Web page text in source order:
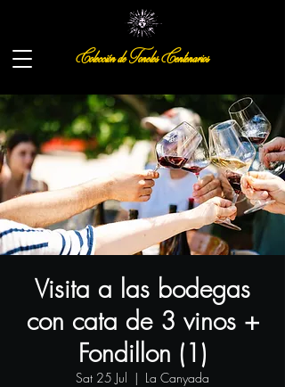
Colección de Toneles Centenarios
Visita a las bodegas
con cata de 3 vinos +
Fondillon (1)
Sat 25 Jul
  |
La Canyada